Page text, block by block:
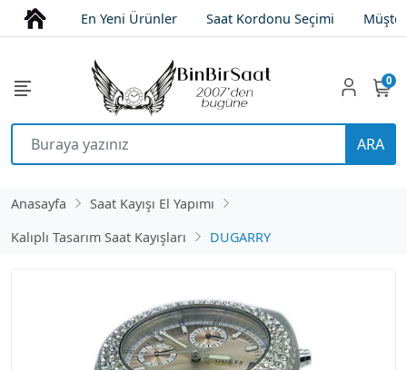
En Yeni Ürünler Saat Kordonu Seçimi
ARA
0
Anasayfa
Saat Kayışı El Yapımı
Kalıplı Tasarım Saat Kayışları
DUGARRY